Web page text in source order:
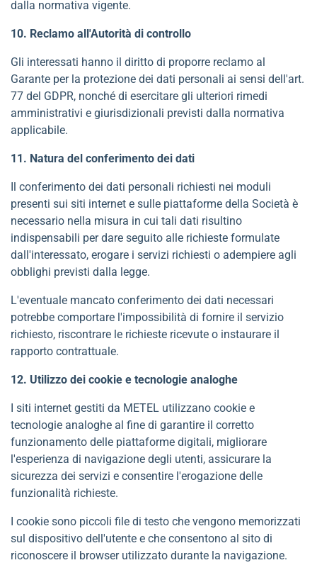
dalla normativa vigente.
10. Reclamo all'Autorità di controllo
Gli interessati hanno il diritto di proporre reclamo al
Garante per la protezione dei dati personali ai sensi dell'art.
77 del GDPR, nonché di esercitare gli ulteriori rimedi
amministrativi e giurisdizionali previsti dalla normativa
applicabile.
11. Natura del conferimento dei dati
Il conferimento dei dati personali richiesti nei moduli
presenti sui siti internet e sulle piattaforme della Società è
necessario nella misura in cui tali dati risultino
indispensabili per dare seguito alle richieste formulate
dall'interessato, erogare i servizi richiesti o adempiere agli
obblighi previsti dalla legge.
L'eventuale mancato conferimento dei dati necessari
potrebbe comportare l'impossibilità di fornire il servizio
richiesto, riscontrare le richieste ricevute o instaurare il
rapporto contrattuale.
12. Utilizzo dei cookie e tecnologie analoghe
I siti internet gestiti da METEL utilizzano cookie e
tecnologie analoghe al fine di garantire il corretto
funzionamento delle piattaforme digitali, migliorare
l'esperienza di navigazione degli utenti, assicurare la
sicurezza dei servizi e consentire l'erogazione delle
funzionalità richieste.
I cookie sono piccoli file di testo che vengono memorizzati
sul dispositivo dell'utente e che consentono al sito di
riconoscere il browser utilizzato durante la navigazione.